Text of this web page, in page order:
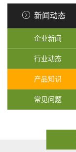
新闻动态
企业新闻
行业动态
产品知识
常见问题